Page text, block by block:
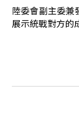
陸委會副主委兼
展示統戰對方的